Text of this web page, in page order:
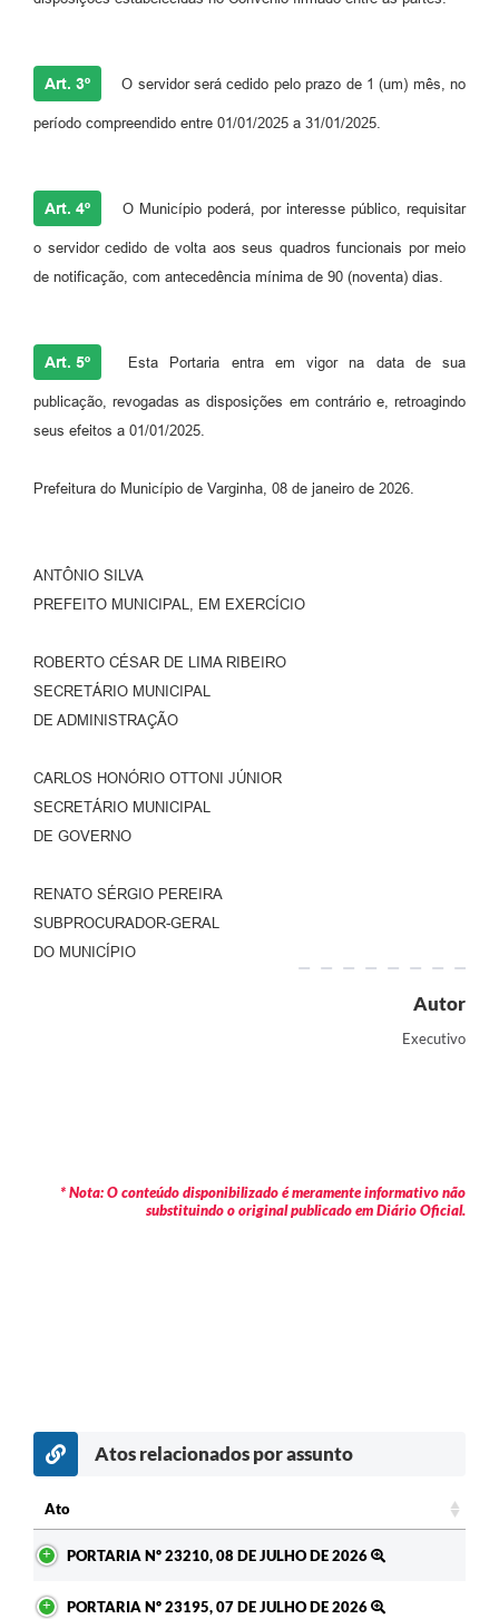
Art. 3º O servidor será cedido pelo prazo de 1 (um) mês, no
período compreendido entre 01/01/2025 a 31/01/2025.
Art. 4º O Município poderá, por interesse público, requisitar
o servidor cedido de volta aos seus quadros funcionais por meio
de notificação, com antecedência mínima de 90 (noventa) dias.
Art. 5º Esta Portaria entra em vigor na data de sua
publicação, revogadas as disposições em contrário e, retroagindo
seus efeitos a 01/01/2025.
Prefeitura do Município de Varginha, 08 de janeiro de 2026.
ANTÔNIO SILVA
PREFEITO MUNICIPAL, EM EXERCÍCIO
ROBERTO CÉSAR DE LIMA RIBEIRO
SECRETÁRIO MUNICIPAL
DE ADMINISTRAÇÃO
CARLOS HONÓRIO OTTONI JÚNIOR
SECRETÁRIO MUNICIPAL
DE GOVERNO
RENATO SÉRGIO PEREIRA
SUBPROCURADOR-GERAL
DO MUNICÍPIO
Autor
Executivo
* Nota: O conteúdo disponibilizado é meramente informativo não
substituindo o original publicado em Diário Oficial.
Atos relacionados por assunto
Ato
PORTARIA Nº 23210, 08 DE JULHO DE 2026
PORTARIA Nº 23195, 07 DE JULHO DE 2026